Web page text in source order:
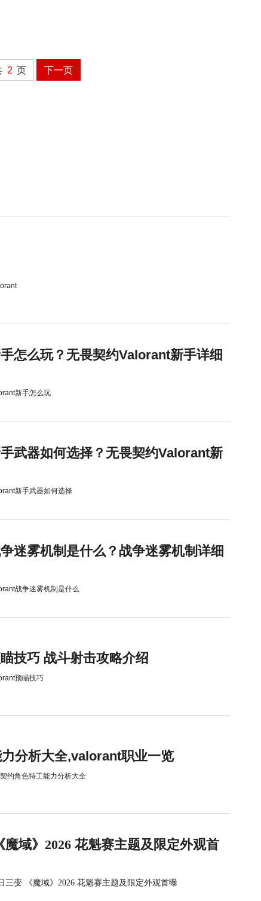
2 页 下一页
怎么玩？无畏契约Valorant新手详细
新手怎么玩
武器如何选择？无畏契约Valorant新
新手武器如何选择
迷雾机制是什么？战争迷雾机制详细
战争迷雾机制是什么
技巧 战斗射击攻略介绍
预瞄技巧
分析大全,valorant职业一览
约角色特工能力分析大全
域》2026 花魁赛主题及限定外观首
三变 《魔域》2026 花魁赛主题及限定外观首曝